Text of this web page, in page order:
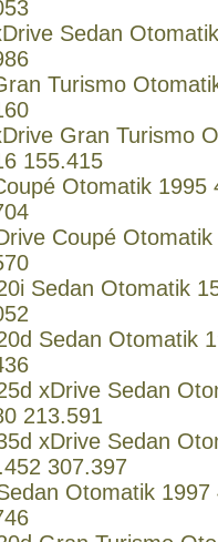
Sedan
Turismo
Gran Turismo
155.415
Otomatik 1995
Coupé
Sedan Otomatik
Sedan Otomatik
xDrive Sedan
213.591
xDrive Sedan
307.397
Otomatik